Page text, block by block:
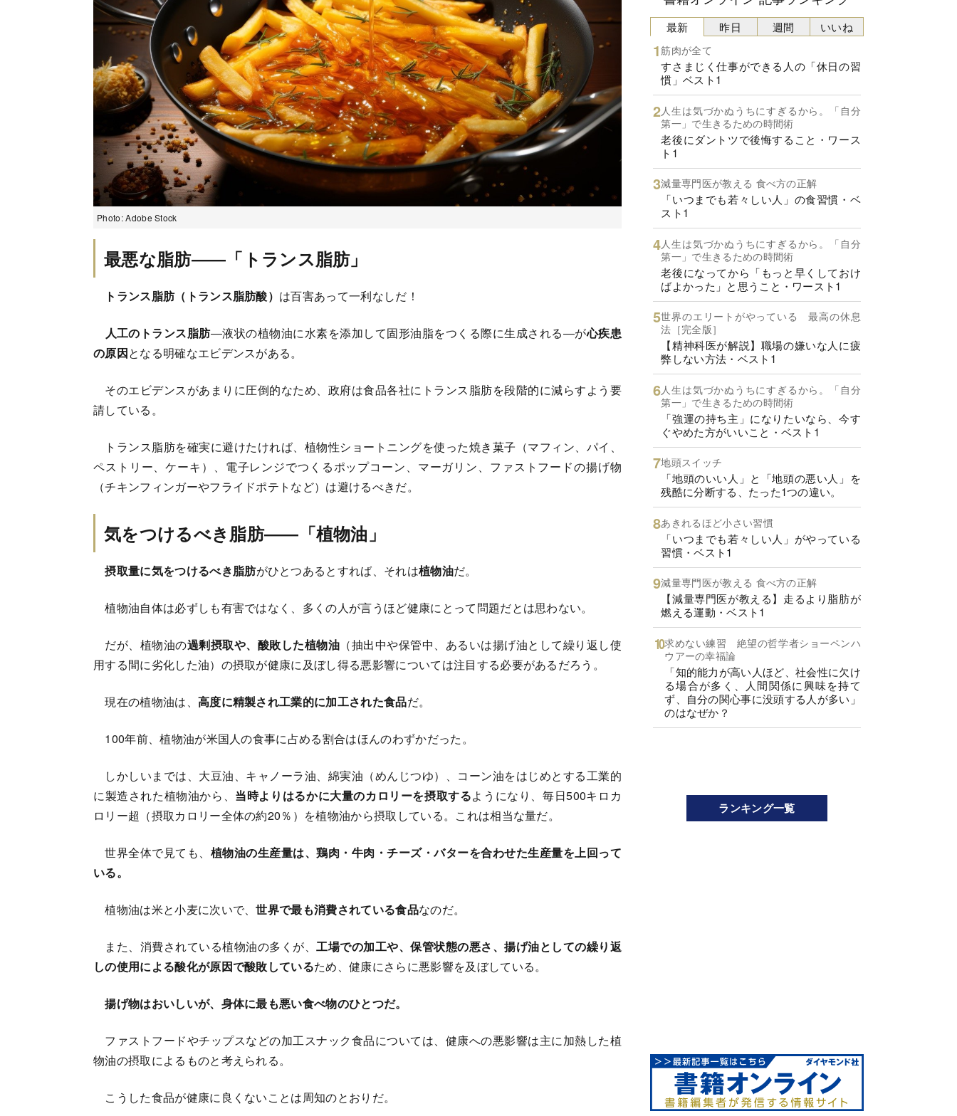
Photo: Adobe Stock
最悪な脂肪――「トランス脂肪」
トランス脂肪（トランス脂肪酸） は百害あって一利なしだ！
人工のトランス脂肪―液状の植物油に水素を添加して固形油脂をつくる際に生成される―が心疾患
の原因となる明確なエビデンスがある。
そのエビデンスがあまりに圧倒的なため、政府は食品各社にトランス脂肪を段階的に減らすよう要
請している。
トランス脂肪を確実に避けたければ、植物性ショートニングを使った焼き菓子（マフィン、パイ、
ペストリー、ケーキ）、電子レンジでつくるポップコーン、マーガリン、ファストフードの揚げ物
（チキンフィンガーやフライドポテトなど）は避けるべきだ。
気をつけるべき脂肪――「植物油」
摂取量に気をつけるべき脂肪がひとつあるとすれば、それは植物油だ。
植物油自体は必ずしも有害ではなく、多くの人が言うほど健康にとって問題だとは思わない。
だが、植物油の過剰摂取や、酸敗した植物油 （抽出中や保管中、あるいは揚げ油として繰り返し使
用する間に劣化した油）の摂取が健康に及ぼし得る悪影響については注目する必要があるだろう。
現在の植物油は、 高度に精製され工業的に加工された食品だ。
100年前、植物油が米国人の食事に占める割合はほんのわずかだった。
しかしいまでは、大豆油、キャノーラ油、綿実油（めんじつゆ）、コーン油をはじめとする工業的
に製造された植物油から、 当時よりはるかに大量のカロリーを摂取するようになり、毎日500キロカ
ロリー超（摂取カロリー全体の約20％）を植物油から摂取している。これは相当な量だ。
世界全体で見ても、 植物油の生産量は、鶏肉・牛肉・チーズ・バターを合わせた生産量を上回って
いる。
植物油は米と小麦に次いで、世界で最も消費されている食品なのだ。
また、消費されている植物油の多くが、工場での加工や、保管状態の悪さ、揚げ油としての繰り返
しの使用による酸化が原因で酸敗しているため、健康にさらに悪影響を及ぼしている。
揚げ物はおいしいが、身体に最も悪い食べ物のひとつだ。
ファストフードやチップスなどの加工スナック食品については、健康への悪影響は主に加熱した植
物油の摂取によるものと考えられる。
こうした食品が健康に良くないことは周知のとおりだ。
最新
筋肉が全て
すさまじく仕事ができる人の「休日の習
慣」ベスト1
人生は気づかぬうちにすぎるから。「自分
第一」で生きるための時間術
老後にダントツで後悔すること・ワース
ト1
減量専門医が教える 食べ方の正解
「いつまでも若々しい人」の食習慣・ベ
スト1
人生は気づかぬうちにすぎるから。「自分
第一」で生きるための時間術
老後になってから「もっと早くしておけ
ばよかった」と思うこと・ワースト1
世界のエリートがやっている 最高の休息
法［完全版］
【精神科医が解説】職場の嫌いな人に疲
弊しない方法・ベスト1
人生は気づかぬうちにすぎるから。「自分
第一」で生きるための時間術
「強運の持ち主」になりたいなら、今す
ぐやめた方がいいこと・ベスト1
地頭スイッチ
「地頭のいい人」と「地頭の悪い人」を
残酷に分断する、たった1つの違い。
あきれるほど小さい習慣
「いつまでも若々しい人」がやっている
習慣・ベスト1
減量専門医が教える 食べ方の正解
【減量専門医が教える】走るより脂肪が
燃える運動・ベスト1
求めない練習 絶望の哲学者ショーペンハ
ウアーの幸福論
「知的能力が高い人ほど、社会性に欠け
る場合が多く、人間関係に興味を持て
ず、自分の関心事に没頭する人が多い」
のはなぜか？
昨日 週間 いいね
ランキング一覧